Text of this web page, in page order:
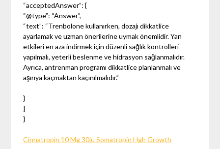
“acceptedAnswer”: {
“@type”: “Answer”,
“text”: “Trenbolone kullanırken, dozajı dikkatlice
ayarlamak ve uzman önerilerine uymak önemlidir. Yan
etkileri en aza indirmek için düzenli sağlık kontrolleri
yapılmalı, yeterli beslenme ve hidrasyon sağlanmalıdır.
Ayrıca, antrenman programı dikkatlice planlanmalı ve
aşırıya kaçmaktan kaçınılmalıdır.”
}
]
}
Cinnatropin 10 Mg 30iu Somatropin Hgh Growth